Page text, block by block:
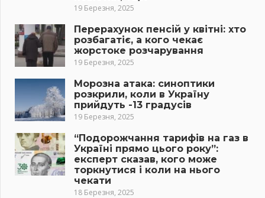
19 Березня, 2025
Перерахунок пенсій у квітні: хто
розбагатіє, а кого чекає
жорстоке розчарування
19 Березня, 2025
Морозна атака: синоптики
розкрили, коли в Україну
прийдуть -13 градусів
19 Березня, 2025
“Подорожчання тарифів на газ в
Україні прямо цього року”:
експерт сказав, кого може
торкнутися і коли на нього
чекати
18 Березня, 2025